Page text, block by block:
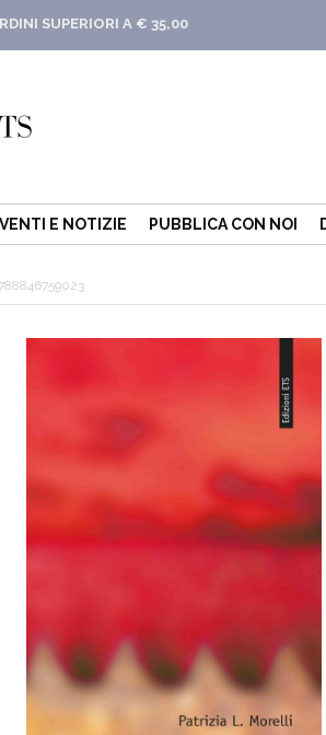
SUPERIORI A € 35,00
E NOTIZIE PUBBLICA CON NOI